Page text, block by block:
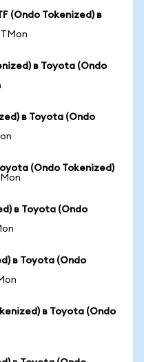
(Ondo Tokenized) в
в Toyota (Ondo
в Toyota (Ondo
(Ondo Tokenized)
в Toyota (Ondo
в Toyota (Ondo
в Toyota (Ondo